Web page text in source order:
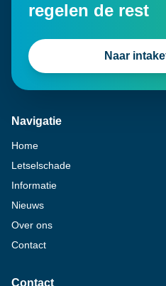
regelen de rest
Naar
Navigatie
Home
Letselschade
Informatie
Nieuws
Over ons
Contact
Contact